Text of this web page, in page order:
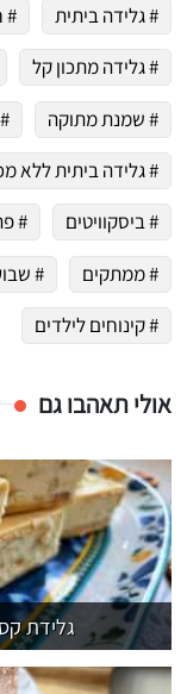
# גלידה ביתית
#
# גלידה מתכון קל
# שמנת מתוקה
# גלידה ביתית ללא
# ביסקוויטים
#
# ממתקים
#
# קינוחים לילדים
אולי תאהבו גם
גלידת